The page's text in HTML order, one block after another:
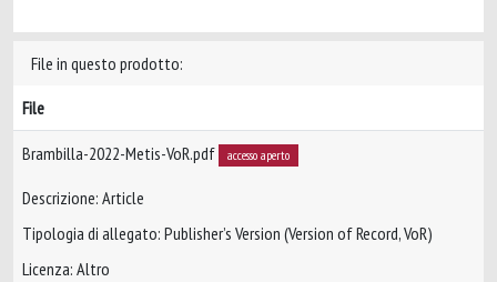
File in questo prodotto:
File
Brambilla-2022-Metis-VoR.pdf accesso aperto
Descrizione: Article
Tipologia di allegato: Publisher’s Version (Version of Record, VoR)
Licenza: Altro